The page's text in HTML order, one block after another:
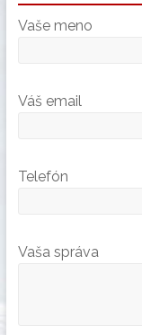
Vaše meno
Váš email
Telefón
Vaša správa